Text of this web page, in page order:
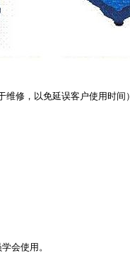
修，以免延误客户使用时间）
会使用。